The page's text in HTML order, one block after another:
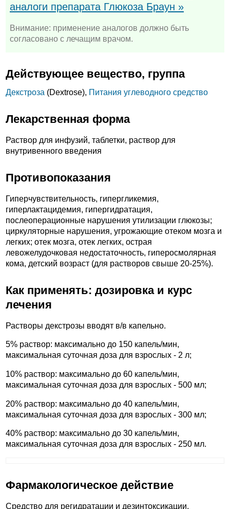
аналоги препарата Глюкоза Браун »
Внимание: применение аналогов должно быть
согласовано с лечащим врачом.
Действующее вещество, группа
Декстроза (Dextrose), Питания углеводного средство
Лекарственная форма
Раствор для инфузий, таблетки, раствор для
внутривенного введения
Противопоказания
Гиперчувствительность, гипергликемия,
гиперлактацидемия, гипергидратация,
послеоперационные нарушения утилизации глюкозы;
циркуляторные нарушения, угрожающие отеком мозга и
легких; отек мозга, отек легких, острая
левожелудочковая недостаточность, гиперосмолярная
кома, детский возраст (для растворов свыше 20-25%).
Как применять: дозировка и курс
лечения
Растворы декстрозы вводят в/в капельно.
5% раствор: максимально до 150 капель/мин,
максимальная суточная доза для взрослых - 2 л;
10% раствор: максимально до 60 капель/мин,
максимальная суточная доза для взрослых - 500 мл;
20% раствор: максимально до 40 капель/мин,
максимальная суточная доза для взрослых - 300 мл;
40% раствор: максимально до 30 капель/мин,
максимальная суточная доза для взрослых - 250 мл.
Фармакологическое действие
Средство для регидратации и дезинтоксикации.